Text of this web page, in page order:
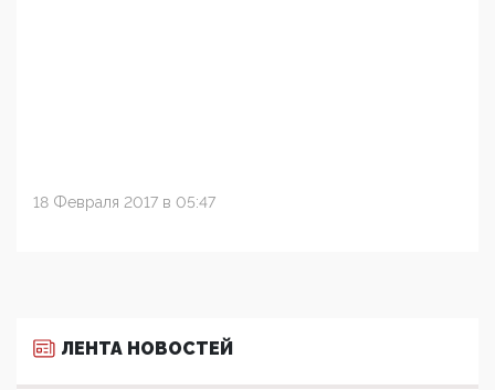
18 Февраля 2017 в 05:47
ЛЕНТА НОВОСТЕЙ